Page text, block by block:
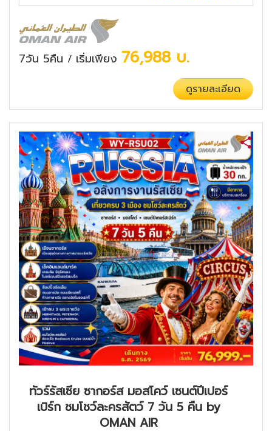
7วัน 5คืน / เริ่มเพียง 76,988 บ.
ดูรายละเอียด
ทัวร์รัสเซีย ซากอร์ส มอสโคว์ เซนต์ปีเปอร์
เบิร์ก ชมโชว์ละครสัตว์ 7 วัน 5 คืน by
OMAN AIR